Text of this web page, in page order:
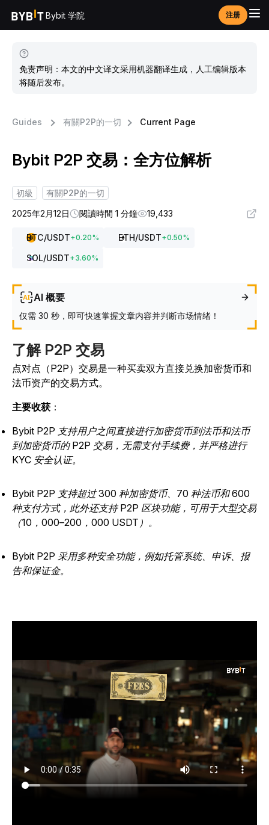
Bybit 学院 注册
免责声明：本文的中文译文采用机器翻译生成，人工编辑版本
将随后发布。
Guides 有關P2P的一切 Current Page
Bybit P2P 交易：全方位解析
初級
有關P2P的一切
2025年2月12日
閱讀時間 1 分鐘 19,433
BTC/USDT+0.20% ETH/USDT+0.50%
SOL/USDT+3.60%
AI 概要
仅需 30 秒，即可快速掌握文章内容并判断市场情绪！
了解 P2P 交易
点对点（P2P）交易是一种买卖双方直接兑换加密货币和
法币资产的交易方式。
主要收获 ：
Bybit P2P 支持用户之间直接进行加密货币到法币和法币
到加密货币的 P2P 交易，无需支付手续费，并严格进行
KYC 安全认证。
Bybit P2P 支持超过 300 种加密货币、70 种法币和 600
种支付方式，此外还支持 P2P 区块功能，可用于大型交易
（10，000–200，000 USDT）。
Bybit P2P 采用多种安全功能，例如托管系统、申诉、报
告和保证金。